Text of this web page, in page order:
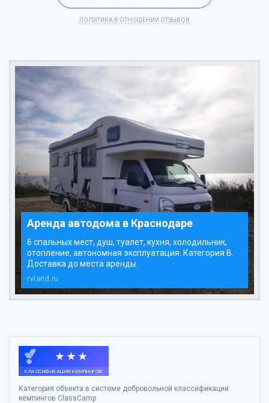
ПОЛИТИКА В ОТНОШЕНИИ ОТЗЫВОВ
Аренда автодома в Краснодаре
6 спальных мест, душ, туалет, кухня, холодильник,
отопление, автономная эксплуатация. Категория В.
Доставка до места аренды.
rvland.ru
Категория объекта в системе добровольной классификации
кемпингов ClassCamp